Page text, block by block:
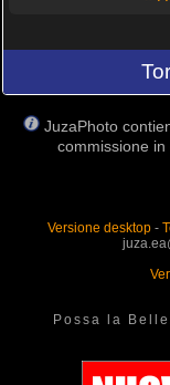
JuzaPhoto
commissione in
Versione desktop-
Possa la